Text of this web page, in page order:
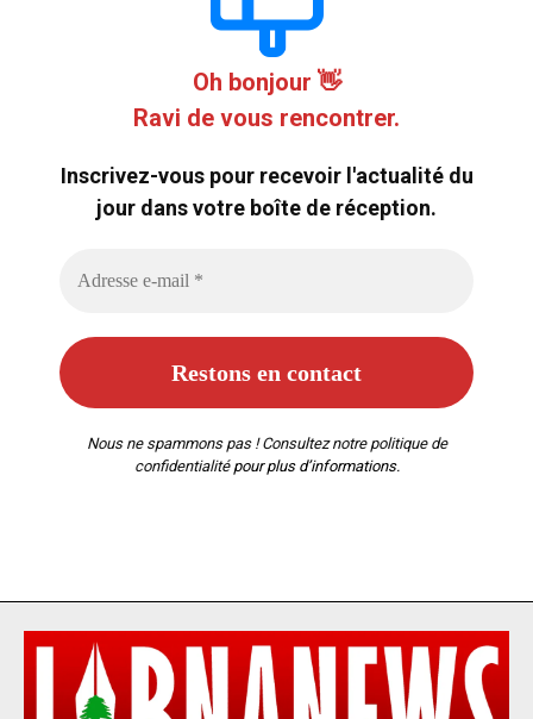
Oh bonjour 👋
Ravi de vous rencontrer.
Inscrivez-vous pour recevoir l'actualité du
jour dans votre boîte de réception.
Nous ne spammons pas ! Consultez notre politique de
confidentialitépour plus d’informations.